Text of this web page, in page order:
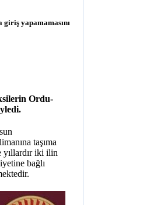
giriş yapamamasını
Ordu-
taşıma
yıllardır iki ilin
bağlı